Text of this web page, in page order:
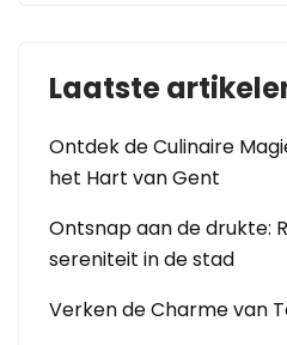
Laatste
Ontdek de Culinaire
het Hart van Gent
Ontsnap aan de drukte:
sereniteit in de stad
Verken de Charme van